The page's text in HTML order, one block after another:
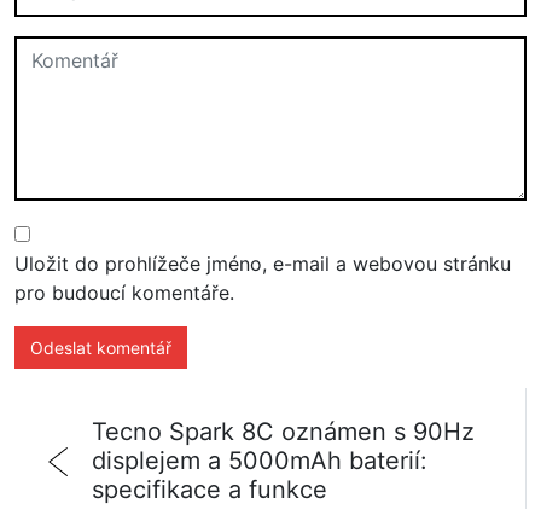
Uložit do prohlížeče jméno, e-mail a webovou stránku
pro budoucí komentáře.
Tecno Spark 8C oznámen s 90Hz
displejem a 5000mAh baterií:
specifikace a funkce